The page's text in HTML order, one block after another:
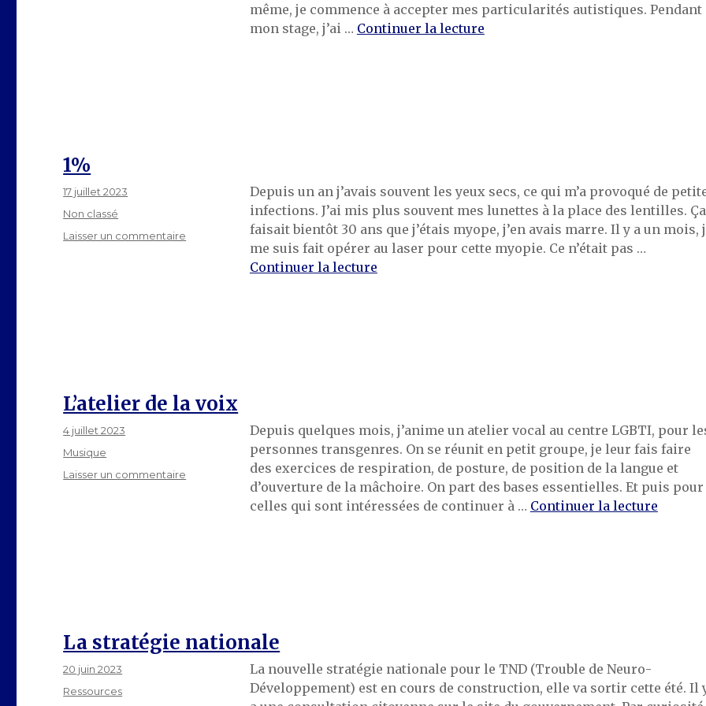
même, je commence à accepter mes particularités autistiques. Pendant
mon stage, j’ai … Continuer la lecturede « Stage-Fin d’année »
1%
Depuis un an j’avais souvent les yeux secs, ce qui m’a provoqué de
infections. J’ai mis plus souvent mes lunettes à la place des lentilles. Ça
faisait bientôt 30 ans que j’étais myope, j’en avais marre. Il y a un mois,
me suis fait opérer au laser pour cette myopie. Ce n’était pas …
Continuer la lecturede « 1% »
Publié
17 juillet 2023
Catégories
Non classé
Laisser un commentaire
L’atelier de la voix
Depuis quelques mois, j’anime un atelier vocal au centre LGBTI, pour
personnes transgenres. On se réunit en petit groupe, je leur fais faire
des exercices de respiration, de posture, de position de la langue et
d’ouverture de la mâchoire. On part des bases essentielles. Et puis pour
celles qui sont intéressées de continuer à … Continuer la lecturede «
Publié
le
4 juillet 2023
Catégories
Musique
Laisser un commentaire
La stratégie nationale
La nouvelle stratégie nationale pour le TND (Trouble de Neuro-
Développement) est en cours de construction, elle va sortir cette été. Il
Publié
le
20 juin 2023
Catégories
Ressources